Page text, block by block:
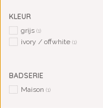
KLEUR
grijs (1)
ivory / offwhite (1)
BADSERIE
Maison (1)